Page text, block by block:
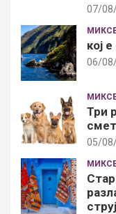
07/
кој
06/
Три
05/